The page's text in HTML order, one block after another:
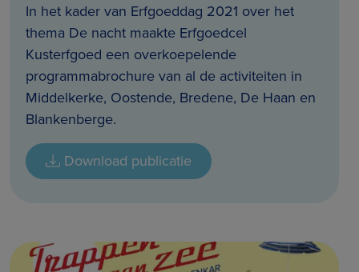
In het kader van Erfgoeddag 2021 over het
thema De nacht maakte Erfgoedcel
Kusterfgoed een overkoepelende
programmabrochure van al de activiteiten in
Middelkerke, Oostende, Bredene, De Haan en
Blankenberge.
Download publicatie